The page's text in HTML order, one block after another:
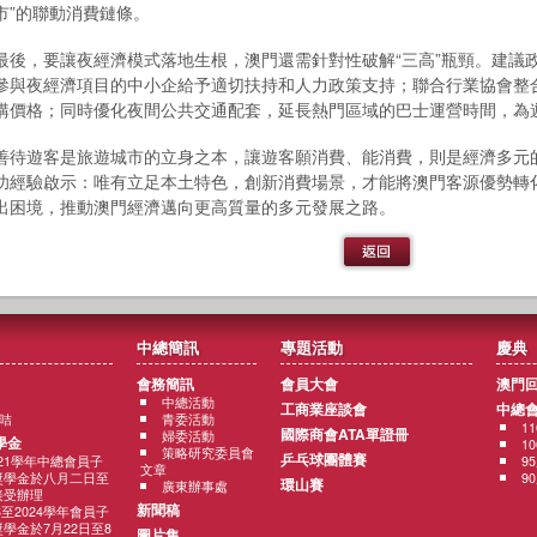
”的聯動消費鏈條。
後，要讓夜經濟模式落地生根，澳門還需針對性破解“三高”瓶頸。建議
與夜經濟項目的中小企給予適切扶持和人力政策支持；聯合行業協會
價格；同時優化夜間公共交通配套，延長熱門區域的巴士運營時間，
待遊客是旅遊城市的立身之本，讓遊客願消費、能消費，則是經濟多
經驗啟示：唯有立足本土特色，創新消費場景，才能將澳門客源優勢
困境，推動澳門經濟邁向更高質量的多元發展之路。
金
學年中總會員子
金於八月二日至
辦理
2024學年會員子
金於7月22日至8
中總簡訊
會務簡訊
中總活動
青委活動
婦委活動
策略研究委員會
文章
廣東辦事處
新聞稿
專題活動
會員大會
工商業座談會
國際商會ATA單證冊
乒乓球團體賽
環山賽
慶典
澳門
中總